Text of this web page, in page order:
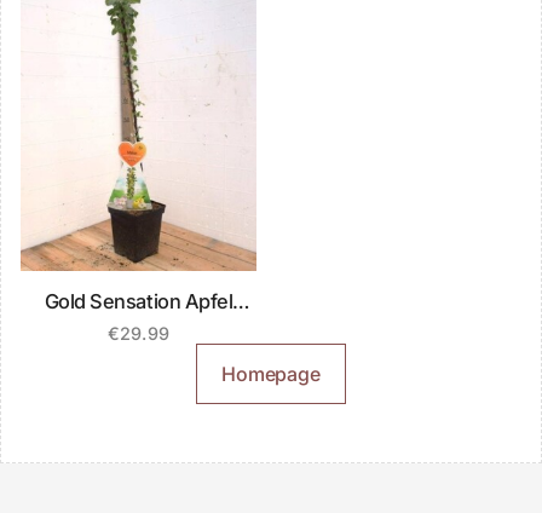
Gold Sensation Apfel
Säulenbaum
€29.99
Homepage